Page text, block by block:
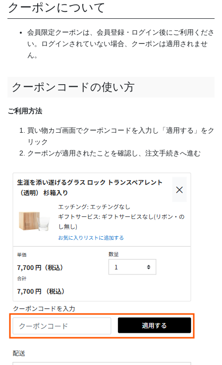
クーポンについて
会員限定クーポンは、会員登録・ログイン後にご利用くださ
い。ログインされていない場合、クーポンは適用されませ
ん。
クーポンコードの使い方
ご利用方法
買い物カゴ画面でクーポンコードを入力し「適用する」をク
リック
クーポンが適用されたことを確認し、注文手続きへ進む